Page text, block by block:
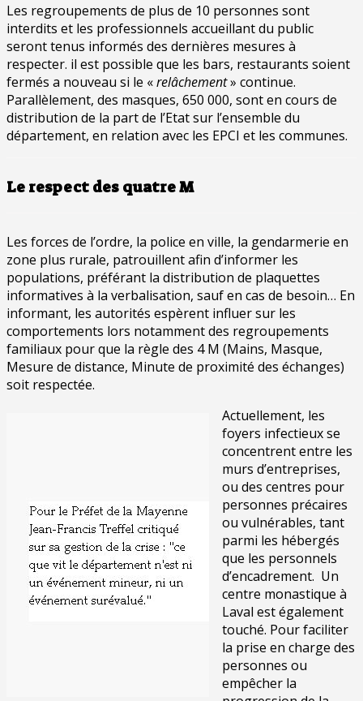
Les regroupements de plus de 10 personnes sont
interdits et les professionnels accueillant du public
seront tenus informés des dernières mesures à
respecter. il est possible que les bars, restaurants soient
fermés a nouveau si le «relâchement» continue.
Parallèlement, des masques, 650 000, sont en cours de
distribution de la part de l’Etat sur l’ensemble du
département, en relation avec les EPCI et les communes.
Le respect des quatre M
Les forces de l’ordre, la police en ville, la gendarmerie en
zone plus rurale, patrouillent afin d’informer les
populations, préférant la distribution de plaquettes
informatives à la verbalisation, sauf en cas de besoin… En
informant, les autorités espèrent influer sur les
comportements lors notamment des regroupements
familiaux pour que la règle des 4 M (Mains, Masque,
Mesure de distance, Minute de proximité des échanges)
soit respectée.
Actuellement, les
foyers infectieux se
concentrent entre les
murs d’entreprises,
ou des centres pour
personnes précaires
ou vulnérables, tant
parmi les hébergés
que les personnels
d’encadrement. Un
centre monastique à
Laval est également
touché. Pour faciliter
la prise en charge des
personnes ou
empêcher la